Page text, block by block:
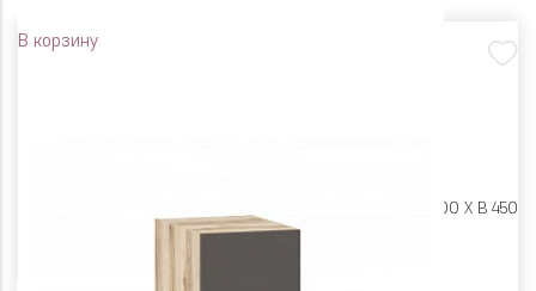
В корзину
Ш 900 X Г 400 X В 450